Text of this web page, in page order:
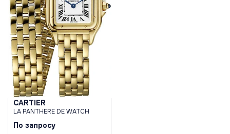
CARTIER
LA PANTHERE DE WATCH
По запросу